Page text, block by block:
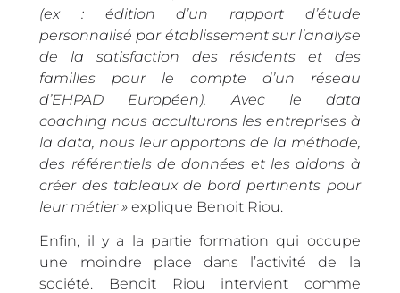
(ex : édition d’un rapport d’étude
personnalisé par établissement sur l’analyse
de la satisfaction des résidents et des
familles pour le compte d’un réseau
d’EHPAD Européen). Avec le data
coaching nous acculturons les entreprises à
la data, nous leur apportons de la méthode,
des référentiels de données et les aidons à
créer des tableaux de bord pertinents pour
leur métier » explique Benoit Riou.
Enfin, il y a la partie formation qui occupe
une moindre place dans l’activité de la
société. Benoit Riou intervient comme